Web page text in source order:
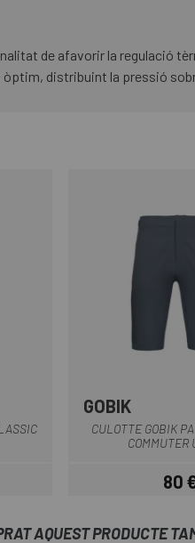
de afavorir la regulació
distribuint la pressió
GOBIK
CULOTTE GOBIK
COMMUTER
80
AQUEST PRODUCTE